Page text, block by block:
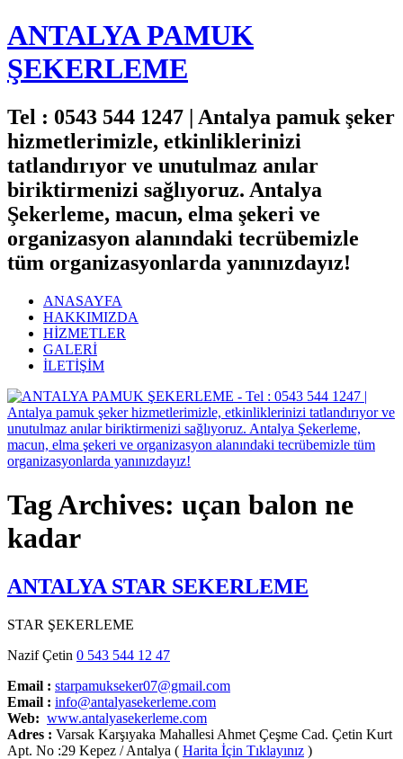
ANTALYA PAMUK
ŞEKERLEME
Tel : 0543 544 1247 | Antalya pamuk şeker
hizmetlerimizle, etkinliklerinizi
tatlandırıyor ve unutulmaz anılar
biriktirmenizi sağlıyoruz. Antalya
Şekerleme, macun, elma şekeri ve
organizasyon alanındaki tecrübemizle
tüm organizasyonlarda yanınızdayız!
ANASAYFA
HAKKIMIZDA
HİZMETLER
GALERİ
İLETİŞİM
Tag Archives: uçan balon ne
kadar
ANTALYA STAR SEKERLEME
STAR ŞEKERLEME
Nazif Çetin 0 543 544 12 47
Email : starpamukseker07@gmail.com
Email : info@antalyasekerleme.com
Web: www.antalyasekerleme.com
Adres : Varsak Karşıyaka Mahallesi Ahmet Çeşme Cad. Çetin Kurt
Apt. No :29 Kepez / Antalya ( Harita İçin Tıklayınız )